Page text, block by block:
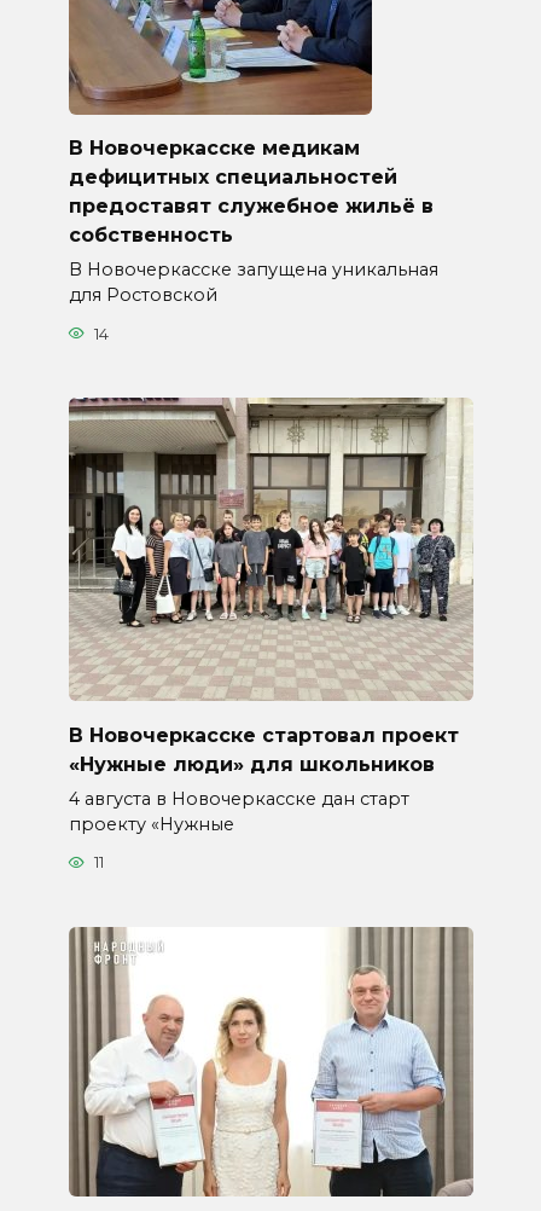
В Новочеркасске медикам
дефицитных специальностей
предоставят служебное жильё в
собственность
В Новочеркасске запущена уникальная
для Ростовской
14
В Новочеркасске стартовал проект
«Нужные люди» для школьников
4 августа в Новочеркасске дан старт
проекту «Нужные
11